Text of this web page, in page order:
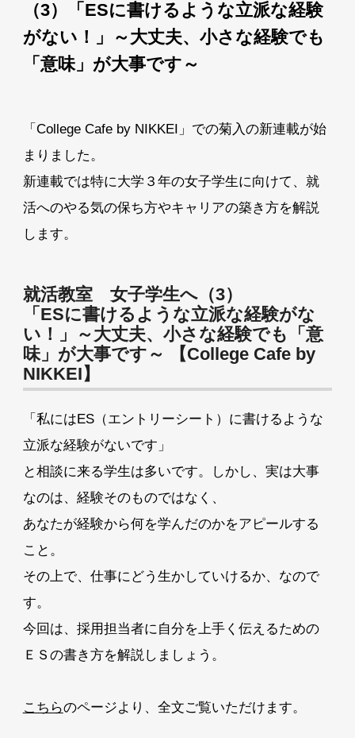
（3）「ESに書けるような立派な経験
がない！」～大丈夫、小さな経験でも
「意味」が大事です～
「College Cafe by NIKKEI」での菊入の新連載が始
まりました。
新連載では特に大学３年の女子学生に向けて、就
活へのやる気の保ち方やキャリアの築き方を解説
します。
就活教室 女子学生へ（3）
「ESに書けるような立派な経験がな
い！」～大丈夫、小さな経験でも「意
味」が大事です～ 【College Cafe by
NIKKEI】
「私にはES（エントリーシート）に書けるような
立派な経験がないです」
と相談に来る学生は多いです。しかし、実は大事
なのは、経験そのものではなく、
あなたが経験から何を学んだのかをアピールする
こと。
その上で、仕事にどう生かしていけるか、なので
す。
今回は、採用担当者に自分を上手く伝えるための
ＥＳの書き方を解説しましょう。
こちらのページより、全文ご覧いただけます。